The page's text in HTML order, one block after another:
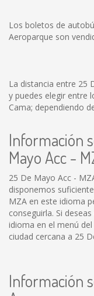
Los boletos de
Aeroparque son
La distancia entre 25
y puedes elegir entre
Cama; dependiendo
Información
Mayo Acc -
25 De Mayo Acc -
disponemos
MZA en este idioma
conseguirla. Si
idioma en el menú
ciudad cercana a 25
Información